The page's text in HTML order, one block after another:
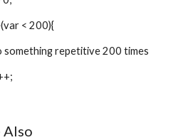
< 200){
do something repetitive 200 times
Also